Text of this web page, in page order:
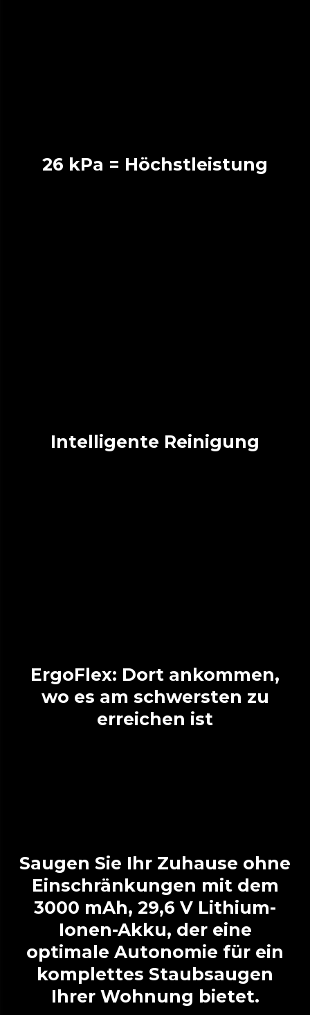
26 kPa = Höchstleistung
Intelligente Reinigung
ErgoFlex: Dort ankommen,
wo es am schwersten zu
erreichen ist
Saugen Sie Ihr Zuhause ohne
Einschränkungen mit dem
3000 mAh, 29,6 V Lithium-
Ionen-Akku, der eine
optimale Autonomie für ein
komplettes Staubsaugen
Ihrer Wohnung bietet.